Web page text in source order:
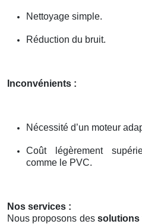
Nettoyage simple.
Réduction du bruit.
Inconvénients :
Nécessité d’un moteur
Coût légèrement
comme le PVC.
Nos services :
Nous proposons des solutions